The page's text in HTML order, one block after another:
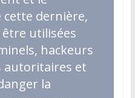
cette dernière,
utilisées
hackeurs
autoritaires et
la